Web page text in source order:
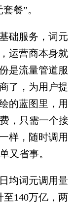
餐”。
础服务，词元
运营商本身就
是流量管道服
了，为用户提
的蓝图里，用
，只需一个接
样，随时调用
又省事。
均词元调用量
至140万亿，两